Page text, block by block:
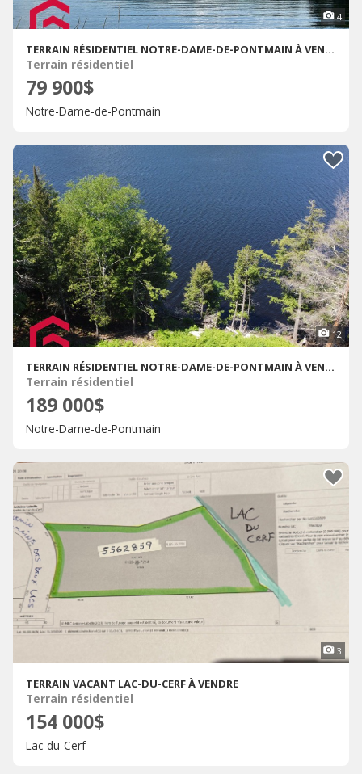
4
TERRAIN RÉSIDENTIEL NOTRE-DAME-DE-PONTMAIN À VENDRE
Terrain résidentiel
79 900$
Notre-Dame-de-Pontmain
12
TERRAIN RÉSIDENTIEL NOTRE-DAME-DE-PONTMAIN À VENDRE
Terrain résidentiel
189 000$
Notre-Dame-de-Pontmain
3
TERRAIN VACANT LAC-DU-CERF À VENDRE
Terrain résidentiel
154 000$
Lac-du-Cerf